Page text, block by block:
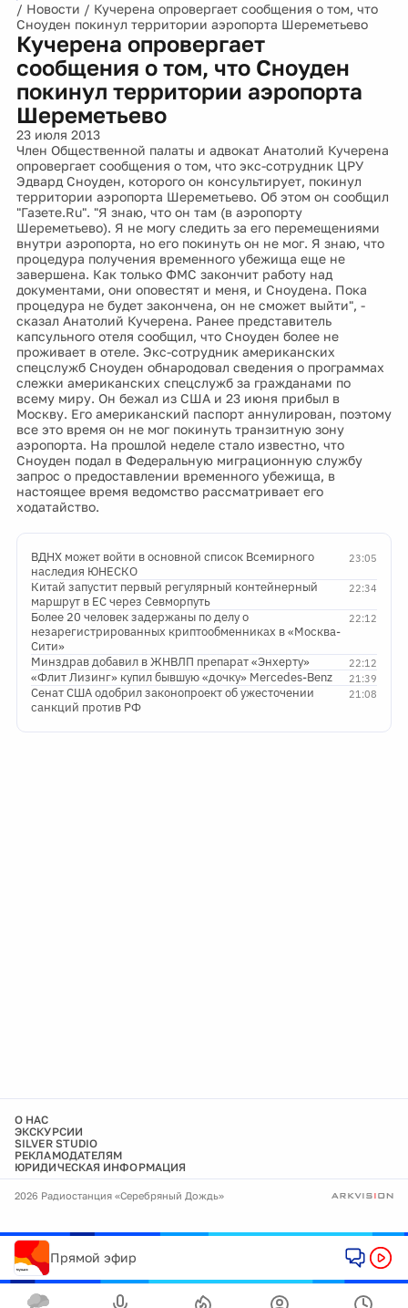
/ Новости / Кучерена опровергает сообщения о том, что
Сноуден покинул территории аэропорта Шереметьево
Кучерена опровергает
сообщения о том, что Сноуден
покинул территории аэропорта
Шереметьево
23 июля 2013
Член Общественной палаты и адвокат Анатолий Кучерена
опровергает сообщения о том, что экс-сотрудник ЦРУ
Эдвард Сноуден, которого он консультирует, покинул
территории аэропорта Шереметьево. Об этом он сообщил
"Газете.Ru". "Я знаю, что он там (в аэропорту
Шереметьево). Я не могу следить за его перемещениями
внутри аэропорта, но его покинуть он не мог. Я знаю, что
процедура получения временного убежища еще не
завершена. Как только ФМС закончит работу над
документами, они оповестят и меня, и Сноудена. Пока
процедура не будет закончена, он не сможет выйти", -
сказал Анатолий Кучерена. Ранее представитель
капсульного отеля сообщил, что Сноуден более не
проживает в отеле. Экс-сотрудник американских
спецслужб Сноуден обнародовал сведения о программах
слежки американских спецслужб за гражданами по
всему миру. Он бежал из США и 23 июня прибыл в
Москву. Его американский паспорт аннулирован, поэтому
все это время он не мог покинуть транзитную зону
аэропорта. На прошлой неделе стало известно, что
Сноуден подал в Федеральную миграционную службу
запрос о предоставлении временного убежища, в
настоящее время ведомство рассматривает его
ходатайство.
23:05
ВДНХ может войти в основной список Всемирного
наследия ЮНЕСКО
22:34
Китай запустит первый регулярный контейнерный
маршрут в ЕС через Севморпуть
22:12
Более 20 человек задержаны по делу о
незарегистрированных криптообменниках в «Москва-
Сити»
22:12
Минздрав добавил в ЖНВЛП препарат «Энхерту»
21:39
«Флит Лизинг» купил бывшую «дочку» Mercedes-Benz
21:08
Сенат США одобрил законопроект об ужесточении
санкций против РФ
О НАС
ЭКСКУРСИИ
SILVER STUDIO
РЕКЛАМОДАТЕЛЯМ
ЮРИДИЧЕСКАЯ ИНФОРМАЦИЯ
2026 Радиостанция «Серебряный Дождь»
Прямой эфир